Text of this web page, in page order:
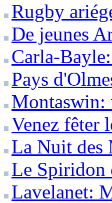
Rugby
De jeunes
Carla-
Pays
Montaswin:
Venez fêter
La Nuit des
Le Spiridon
Lavelanet: